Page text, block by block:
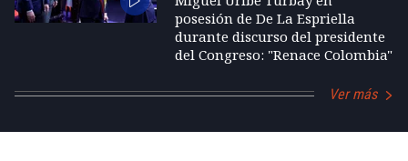
posesión de De La Espriella
durante discurso del presidente
del Congreso: "Renace Colombia"
Ver más